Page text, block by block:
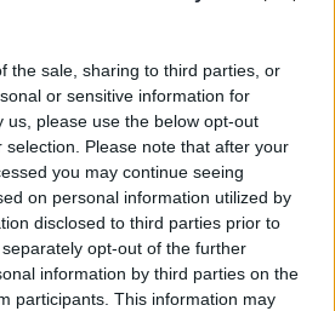
the sale, sharing to third parties, or
or sensitive information for
us, please use the below opt-out
Please note that after your
you may continue seeing
on personal information utilized by
disclosed to third parties prior to
opt-out of the further
information by third parties on the
participants. This information may
tad vārīšanas laiks
1 paciņa želejcukura (skatīties uz
var piedāvāt dažādas
karote zaptītes neizplūst, bet